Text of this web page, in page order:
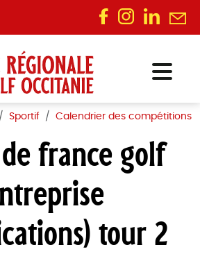
Sportif Calendrier des compétitions
france golf
tour 2